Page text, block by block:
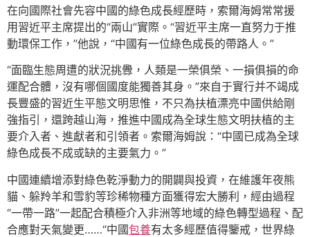
在向國際社會先容中國的綠色成長經歷時，索爾海姆常常援
用習近平主席提出的“兩山”實際。“習近平主席一直努力于推
動環保工作，”他說，“中國有一位綠色成長的帶路人。”
“面臨生態周遭的狀況挑釁，人類是一榮俱榮、一損俱損的命
運配合體，沒有哪個國度能獨善其身。”來自于實行并不竭成
長豐盛的習近生平態文明思惟，不只為扶植漂亮中國供給剛
強指引，還跨越山海，推進中國成為全球生態文明扶植的主
要介入者、進獻者和引領者。索爾海姆說：“中國已成為全球
綠色成長不成或缺的主要氣力。”
中國連續增添對綠色乾淨動力的開闢與投資，在維護年夜熊
貓、躲羚羊和雪豹等珍稀物種方面獲得宏大勝利，經由過程
“一帶一路”一起配合積極介入非洲等地域的綠色轉型過程、配
合應對天氣變更……“中國包養有太多經歷值得鑒戒，世界綠